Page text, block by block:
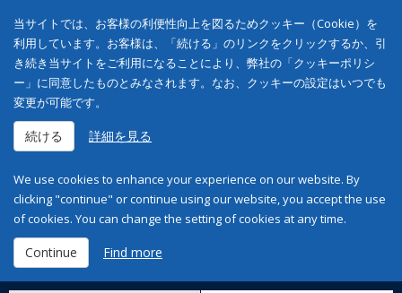
当サイトでは、お客様の利便性向上を図るためクッキー（Cookie）を
利用しています。お客様は、「続ける」のリンクをクリックするか、引
き続き当サイトをご利用になることにより、弊社の「クッキーポリシ
ー」に同意したものとみなされます。なお、クッキーの設定はいつでも
変更が可能です。
続ける 詳細を見る
We use cookies to enhance your experience on our website. By
clicking "continue" or continue using our website, you accept the use
of cookies. You can change the setting of cookies at any time.
Continue Find more